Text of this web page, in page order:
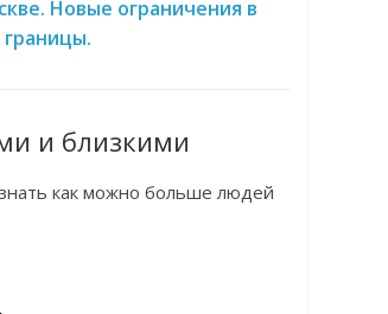
Новые ограничения в
и близкими
как можно больше людей